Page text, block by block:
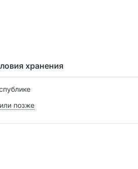
хранения
позже